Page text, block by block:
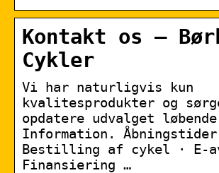
Kontakt os –
Cykler
Vi har naturligvis kun
kvalitesprodukter og
opdatere udvalget
Information. Åbningstider
Bestilling af cykel · E-
Finansiering …